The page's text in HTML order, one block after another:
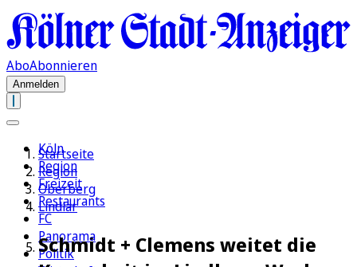
AboAbonnieren
Anmelden
Köln
Region
Freizeit
Restaurants
FC
Panorama
Politik
Startseite
Region
Oberberg
Lindlar
Schmidt + Clemens weitet die